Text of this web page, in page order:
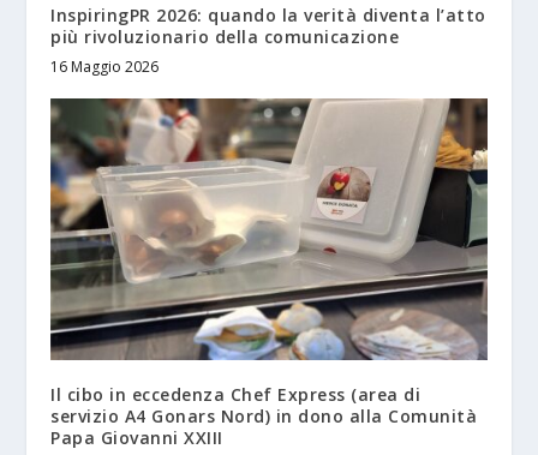
InspiringPR 2026: quando la verità diventa l’atto
più rivoluzionario della comunicazione
16 Maggio 2026
Il cibo in eccedenza Chef Express (area di
servizio A4 Gonars Nord) in dono alla Comunità
Papa Giovanni XXIII